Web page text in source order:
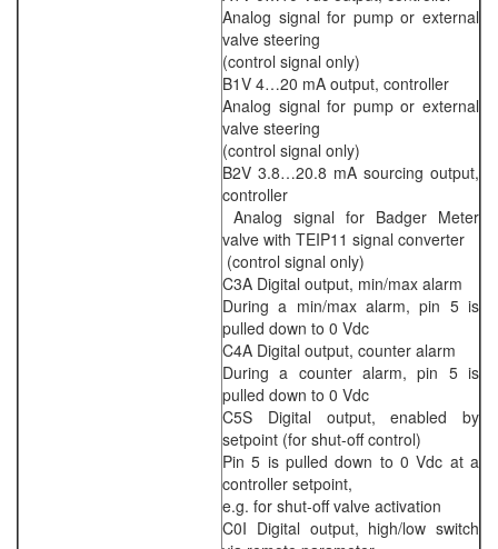
Analog signal for pump or external
valve steering
(control signal only)
B1V 4…20 mA output, controller
Analog signal for pump or external
valve steering
(control signal only)
B2V 3.8…20.8 mA sourcing output,
controller
Analog signal for Badger Meter
valve with TEIP11 signal converter
(control signal only)
C3A Digital output, min/max alarm
During a min/max alarm, pin 5 is
pulled down to 0 Vdc
C4A Digital output, counter alarm
During a counter alarm, pin 5 is
pulled down to 0 Vdc
C5S Digital output, enabled by
setpoint (for shut-off control)
Pin 5 is pulled down to 0 Vdc at a
controller setpoint,
e.g. for shut-off valve activation
C0I Digital output, high/low switch